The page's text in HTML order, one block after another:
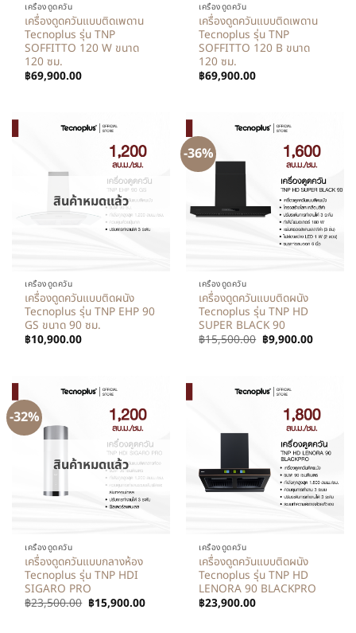
เครื่องดูดควัน
เครื่องดูดควันแบบติดเพดาน
Tecnoplus รุ่น TNP
SOFFITTO 120 W ขนาด
120 ซม.
฿69,900.00
เครื่องดูดควัน
เครื่องดูดควันแบบติดเพดาน
Tecnoplus รุ่น TNP
SOFFITTO 120 B ขนาด
120 ซม.
฿69,900.00
สินค้าหมดแล้ว
เครื่องดูดควัน
เครื่องดูดควันแบบติดผนัง
Tecnoplus รุ่น TNP EHP 90
GS ขนาด 90 ซม.
฿10,900.00
-36%
เครื่องดูดควัน
เครื่องดูดควันแบบติดผนัง
Tecnoplus รุ่น TNP HD
SUPER BLACK 90
฿15,500.00 ฿9,900.00
-32%
สินค้าหมดแล้ว
เครื่องดูดควัน
เครื่องดูดควันแบบกลางห้อง
Tecnoplus รุ่น TNP HDI
SIGARO PRO
฿23,500.00 ฿15,900.00
เครื่องดูดควัน
เครื่องดูดควันแบบติดผนัง
Tecnoplus รุ่น TNP HD
LENORA 90 BLACKPRO
฿23,900.00